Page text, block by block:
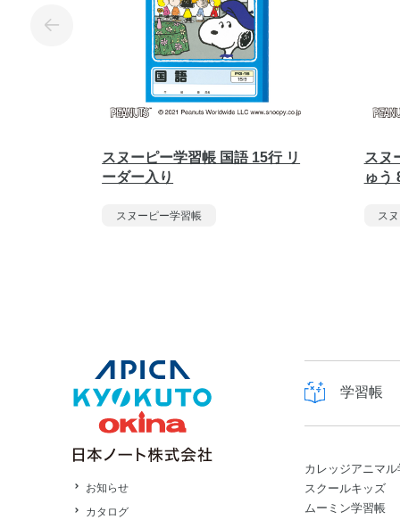
スヌーピー学習帳 国語 15行 リ
ーダー入り
スヌーピー学習帳
スヌ
ゅう
ス
お知らせ
カタログ
学習帳
カレッジアニマ
スクールキッズ
ムーミン学習帳